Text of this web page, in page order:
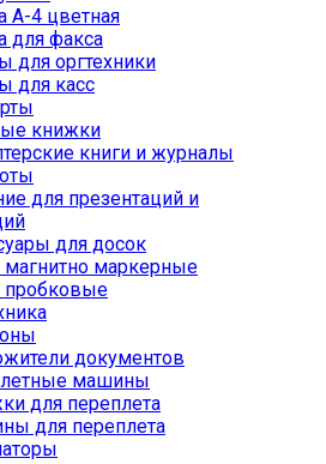
А-4 цветная
для факса
для оргтехники
для касс
книжки
книги и журналы
для презентаций и
для досок
маркерные
пробковые
документов
машины
для переплета
для переплета